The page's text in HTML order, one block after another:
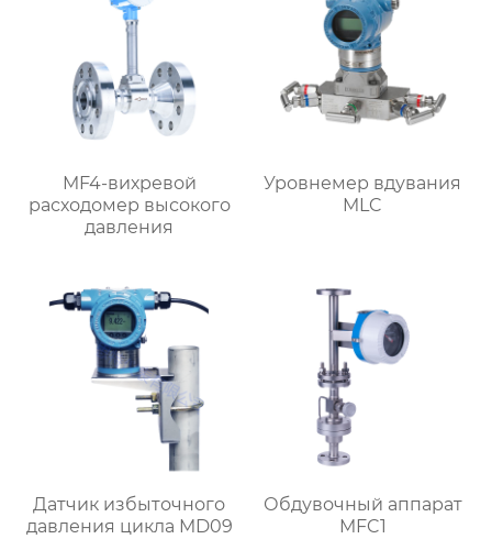
MF4-вихревой
расходомер высокого
давления
Уровнемер вдувания
MLC
Датчик избыточного
давления цикла MD09
Обдувочный аппарат
MFC1